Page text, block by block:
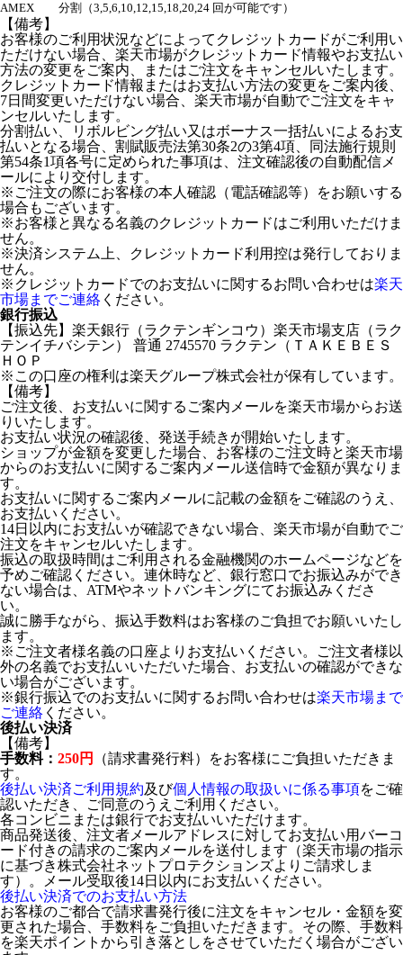
AMEX
分割（3,5,6,10,12,15,18,20,24 回が可能です）
【備考】
お客様のご利用状況などによってクレジットカードがご利用い
ただけない場合、楽天市場がクレジットカード情報やお支払い
方法の変更をご案内、またはご注文をキャンセルいたします。
クレジットカード情報またはお支払い方法の変更をご案内後、
7日間変更いただけない場合、楽天市場が自動でご注文をキャ
ンセルいたします。
分割払い、リボルビング払い又はボーナス一括払いによるお支
払いとなる場合、割賦販売法第30条2の3第4項、同法施行規則
第54条1項各号に定められた事項は、注文確認後の自動配信メ
ールにより交付します。
※ご注文の際にお客様の本人確認（電話確認等）をお願いする
場合もございます。
※お客様と異なる名義のクレジットカードはご利用いただけま
せん。
※決済システム上、クレジットカード利用控は発行しておりま
せん。
※クレジットカードでのお支払いに関するお問い合わせは楽天
市場までご連絡 ください。
銀行振込
【振込先】楽天銀行（ラクテンギンコウ）楽天市場支店（ラク
テンイチバシテン） 普通 2745570 ラクテン（ＴＡＫＥＢＥＳ
ＨＯＰ
※この口座の権利は楽天グループ株式会社が保有しています。
【備考】
ご注文後、お支払いに関するご案内メールを楽天市場からお送
りいたします。
お支払い状況の確認後、発送手続きが開始いたします。
ショップが金額を変更した場合、お客様のご注文時と楽天市場
からのお支払いに関するご案内メール送信時で金額が異なりま
す。
お支払いに関するご案内メールに記載の金額をご確認のうえ、
お支払いください。
14日以内にお支払いが確認できない場合、楽天市場が自動でご
注文をキャンセルいたします。
振込の取扱時間はご利用される金融機関のホームページなどを
予めご確認ください。連休時など、銀行窓口でお振込みができ
ない場合は、ATMやネットバンキングにてお振込みくださ
い。
誠に勝手ながら、振込手数料はお客様のご負担でお願いいたし
ます。
※ご注文者様名義の口座よりお支払いください。ご注文者様以
外の名義でお支払いいただいた場合、お支払いの確認ができな
い場合がございます。
※銀行振込でのお支払いに関するお問い合わせは楽天市場まで
ご連絡 ください。
後払い決済
【備考】
手数料： 250円
（請求書発行料）をお客様にご負担いただきま
す。
後払い決済ご利用規約及び個人情報の取扱いに係る事項をご確
認いただき、ご同意のうえご利用ください。
各コンビニまたは銀行でお支払いいただけます。
商品発送後、注文者メールアドレスに対してお支払い用バーコ
ード付きの請求のご案内メールを送付します（楽天市場の指示
に基づき株式会社ネットプロテクションズよりご請求しま
す）。メール受取後14日以内にお支払いください。
後払い決済でのお支払い方法
お客様のご都合で請求書発行後に注文をキャンセル・金額を変
更された場合、手数料をご負担いただきます。その際、手数料
を楽天ポイントから引き落としをさせていただく場合がござい